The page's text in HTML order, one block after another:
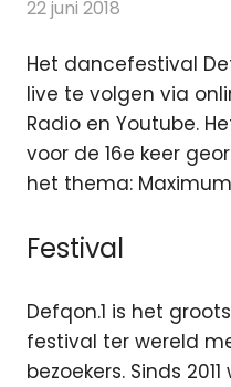
22 juni 2018
Het dancefestival
live te volgen via
Radio en Youtube.
voor de 16e keer
het thema:
Festival
Defqon.1 is het
festival ter wereld
bezoekers. Sinds